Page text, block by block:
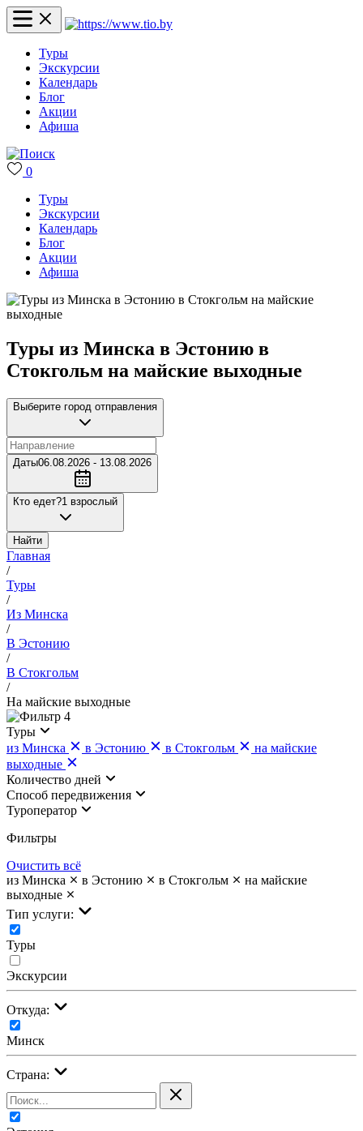
Туры
Экскурсии
Календарь
Блог
Акции
Афиша
0
Туры
Экскурсии
Календарь
Блог
Акции
Афиша
Туры из Минска в Эстонию в
Стокгольм на майские выходные
Выберите город отправления
Даты06.08.2026 - 13.08.2026
Кто едет?1 взрослый
Найти
Главная
/
Туры
/
Из Минска
/
В Эстонию
/
В Стокгольм
/
На майские выходные
4
Туры
из Минска
в Эстонию в Стокгольм
на майские
выходные
Количество дней
Cпособ передвижения
Туроператор
Фильтры
Очистить всё
из Минска
в Эстонию в Стокгольм
на майские
выходные
Тип услуги:
Туры
Экскурсии
Откуда:
Минск
Страна: